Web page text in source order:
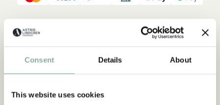
Consent Details About
This website uses cookies
Beskrivning Frakt & retur
Levereras med ett 1,5 mm tjockt okrossbart plexiglas.
Bakstycket hålls fast med vridclips, vilket gör monteringen